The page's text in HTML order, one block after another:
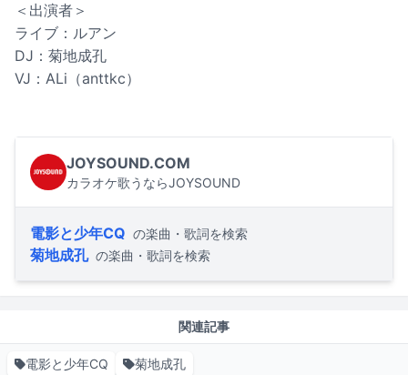
＜出演者＞
ライブ：ルアン
DJ：菊地成孔
VJ：ALi（anttkc）
JOYSOUND.COM
カラオケ歌うならJOYSOUND
電影と少年CQ の楽曲・歌詞を検索
菊地成孔 の楽曲・歌詞を検索
関連記事
電影と少年CQ 菊地成孔